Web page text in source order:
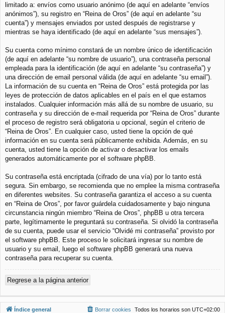
limitado a: envíos como usuario anónimo (de aquí en adelante “envíos
anónimos”), su registro en “Reina de Oros” (de aquí en adelante “su
cuenta”) y mensajes enviados por usted después de registrarse y
mientras se haya identificado (de aquí en adelante “sus mensajes”).
Su cuenta como mínimo constará de un nombre único de identificación
(de aquí en adelante “su nombre de usuario”), una contraseña personal
empleada para la identificación (de aquí en adelante “su contraseña”) y
una dirección de email personal válida (de aquí en adelante “su email”).
La información de su cuenta en “Reina de Oros” está protegida por las
leyes de protección de datos aplicables en el país en el que estamos
instalados. Cualquier información más allá de su nombre de usuario, su
contraseña y su dirección de e-mail requerida por “Reina de Oros” durante
el proceso de registro será obligatoria u opcional, según el criterio de
“Reina de Oros”. En cualquier caso, usted tiene la opción de qué
información en su cuenta será públicamente exhibida. Además, en su
cuenta, usted tiene la opción de activar o desactivar los emails
generados automáticamente por el software phpBB.
Su contraseña está encriptada (cifrado de una vía) por lo tanto está
segura. Sin embargo, se recomienda que no emplee la misma contraseña
en diferentes websites. Su contraseña garantiza el acceso a su cuenta
en “Reina de Oros”, por favor guárdela cuidadosamente y bajo ninguna
circunstancia ningún miembro “Reina de Oros”, phpBB u otra tercera
parte, legítimamente le preguntará su contraseña. Si olvidó la contraseña
de su cuenta, puede usar el servicio “Olvidé mi contraseña” provisto por
el software phpBB. Este proceso le solicitará ingresar su nombre de
usuario y su email, luego el software phpBB generará una nueva
contraseña para recuperar su cuenta.
Regrese a la página anterior
Índice general Todos los horarios son UTC+02:00
Borrar cookies